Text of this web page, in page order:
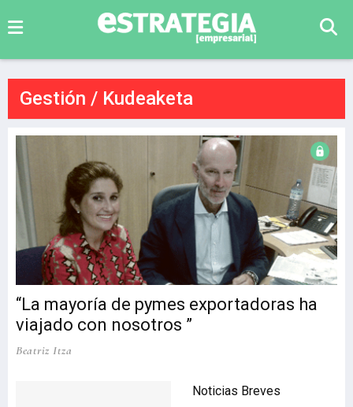
Gestión / Kudeaketa
“La mayoría de pymes exportadoras ha
viajado con nosotros ”
Beatriz Itza
Noticias Breves